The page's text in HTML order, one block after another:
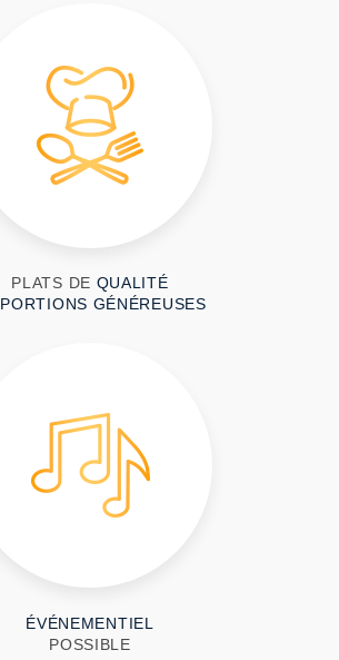
PLATS DE QUALITÉ
PORTIONS GÉNÉREUSES
ÉVÉNEMENTIEL
POSSIBLE